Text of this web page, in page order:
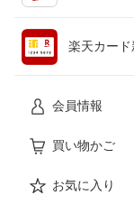
楽天カード
会員情報
買い物かご
お気に入り